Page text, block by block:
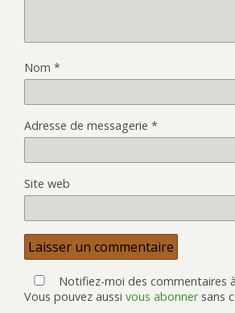
Nom *
Adresse de messagerie *
Site web
Notifiez-moi des commentaires
Vous pouvez aussi vous abonnersans